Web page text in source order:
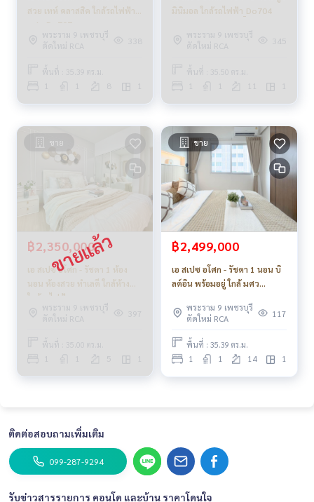
สวย เทห์ คลาสสิค ใกล้รถไฟฟ้า
มศว_Do707
พระราม 9 เพชรบุรี
ตัดใหม่ RCA
338
พื้นที่ : 35.39 ตร.ม.
8
มินิมอล ใกล้รถไฟฟ้า_Do704
พระราม 9 เพชรบุรี
ตัดใหม่ RCA
345
พื้นที่ : 35.50 ตร.ม.
ขาย
฿2,350,000
เอ สเปซ อโศก - รัชดา 1 ห้อง
นอน ห้องสวย ทำเลดี ใกล้ห้าง
ใกล้รถไฟฟ้า
พระราม 9 เพชรบุรี
ตัดใหม่ RCA
397
พื้นที่ : 35.00 ตร.ม.
5
ขาย
฿2,499,000
เอ สเปซ อโศก - รัชดา 1 นอน บิ
ลด์อิน พร้อมอยู่ ใกล้ มศว
พระราม 9 เพชรบุรี
ตัดใหม่ RCA
117
พื้นที่ : 35.39 ตร.ม.
1 1 14 1
ติดต่อสอบถามเพิ่มเติม
099-287-9294
รับข่าวสารรายการ คอนโด และบ้าน ราคาโดนใจ